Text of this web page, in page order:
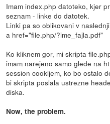
Imam index.php datoteko, kjer
seznam - linke do datotek.
Linki pa so oblikovani v
a href="file.php/?ime_fajla.pdf"
Ko kliknem gor, mi skripta
imam narejeno samo glede na
session cookijem, ko bo ostalo
bi skripta poslala ustrezne
diska.
Now, the problem.